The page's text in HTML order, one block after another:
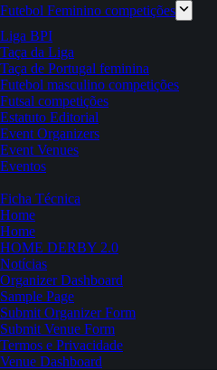
Futebol Feminino competições
Liga BPI
Taça da Liga
Taça de Portugal feminina
Futebol masculino competições
Futsal competições
Estatuto Editorial
Event Organizers
Event Venues
Eventos
Ficha Técnica
Home
Home
HOME DERBY 2.0
Notícias
Organizer Dashboard
Sample Page
Submit Organizer Form
Submit Venue Form
Termos e Privacidade
Venue Dashboard